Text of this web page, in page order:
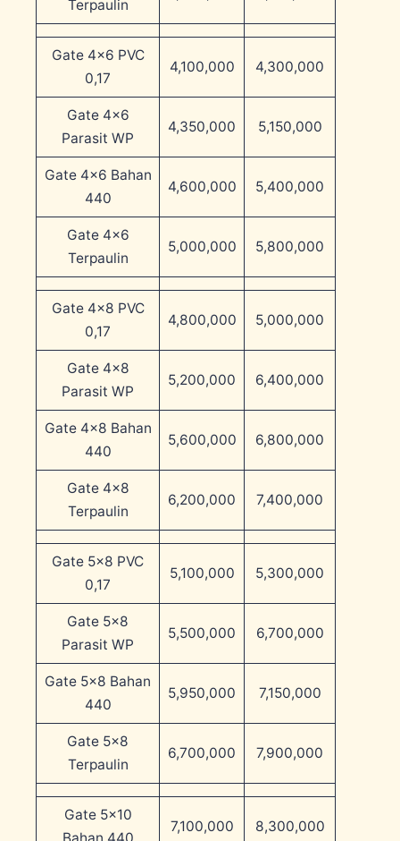
Terpaulin
Gate 4×6 PVC
0,17
4,100,000 4,300,000
Gate 4×6
Parasit WP
4,350,000 5,150,000
Gate 4×6 Bahan
440
4,600,000 5,400,000
Gate 4×6
Terpaulin
5,000,000 5,800,000
Gate 4×8 PVC
0,17
4,800,000 5,000,000
Gate 4×8
Parasit WP
5,200,000 6,400,000
Gate 4×8 Bahan
440
5,600,000 6,800,000
Gate 4×8
Terpaulin
6,200,000 7,400,000
Gate 5×8 PVC
0,17
5,100,000 5,300,000
Gate 5×8
Parasit WP
5,500,000 6,700,000
Gate 5×8 Bahan
440
5,950,000 7,150,000
Gate 5×8
Terpaulin
6,700,000 7,900,000
Gate 5×10
Bahan 440
7,100,000 8,300,000